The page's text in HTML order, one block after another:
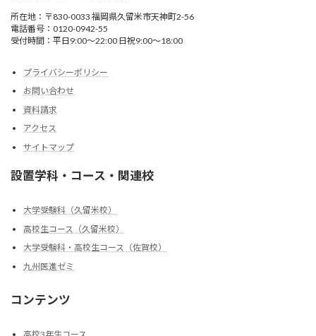
所在地：〒830-0033 福岡県久留米市天神町2-56
電話番号：0120-0942-55
受付時間：平日9:00〜22:00 日祝9:00〜18:00
プライバシーポリシー
お問い合わせ
資料請求
アクセス
サイトマップ
設置学科・コース・関連校
大学受験科（久留米校）
高校生コース（久留米校）
大学受験科・高校生コース（佐賀校）
九州医進ゼミ
コンテンツ